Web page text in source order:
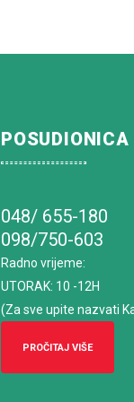
048/ 655-180
098/750-603
Radno vrijeme:
UTORAK: 10 -12H
(Za sve upite nazvati
PROČITAJ VIŠE